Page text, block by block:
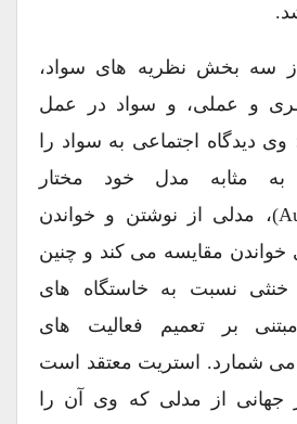
سه بخش نظریه های سواد،
و عملی، و سواد در عمل
اجتماعی به سواد را
مثابه مدل خود مختار
(autonomous Model)، مدلی از نوشتن و خواندن
خواندن مقایسه می کند و چنین
نسبت به خاستگاه های
بر تعمیم فعالیت های
شمارد. استریت معتقد است
از مدلی که وی آن را